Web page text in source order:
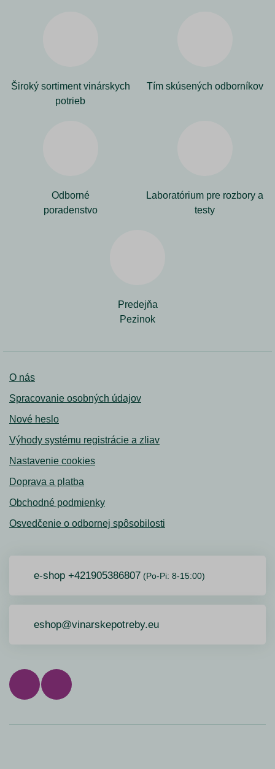
Široký sortiment vinárskych
potrieb
Tím skúsených odborníkov
Odborné
poradenstvo
Laboratórium pre rozbory a
testy
Predejňa
Pezinok
O nás
Spracovanie osobných údajov
Nové heslo
Výhody systému registrácie a zliav
Nastavenie cookies
Doprava a platba
Obchodné podmienky
Osvedčenie o odbornej spôsobilosti
e-shop +421905386807 (Po-Pi: 8-15:00)
eshop@vinarskepotreby.eu